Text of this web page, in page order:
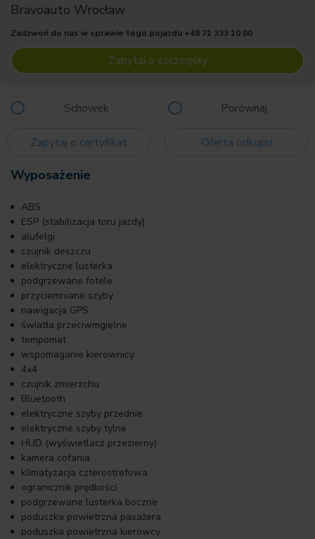
Bravoauto Wrocław
Zadzwoń do nas w sprawie tego pojazdu +48 71 333 10 00
Zapytaj o szczegóły
Schowek Porównaj
Zapytaj o certyfikat Oferta odkupu
Wyposażenie
ABS
ESP (stabilizacja toru jazdy)
alufelgi
czujnik deszczu
elektryczne lusterka
podgrzewane fotele
przyciemniane szyby
nawigacja GPS
światła przeciwmgielne
tempomat
wspomaganie kierownicy
4x4
czujnik zmierzchu
Bluetooth
elektryczne szyby przednie
elektryczne szyby tylne
HUD (wyświetlacz przezierny)
kamera cofania
klimatyzacja czterostrefowa
ogranicznik prędkości
podgrzewane lusterka boczne
poduszka powietrzna pasażera
poduszka powietrzna kierowcy